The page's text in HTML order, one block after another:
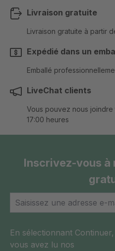
Livraison gratuite
Livraison gratuite à partir
Expédié dans un
Emballé
LiveChat clients
Vous pouvez nous
17:00 heures
Inscrivez-vous à
En sélectionnant
vous avez lu nos